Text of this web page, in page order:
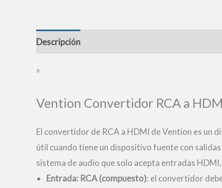
Descripción
»
Vention Convertidor RCA a
El convertidor de RCA a HDMI de Vention es un
útil cuando tiene un dispositivo fuente con
sistema de audio que solo acepta entradas
Entrada: RCA (compuesto): el convertidor